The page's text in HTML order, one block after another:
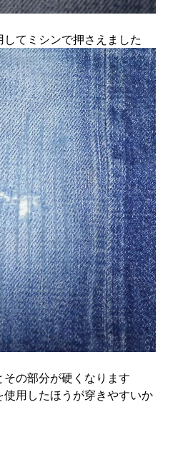
てミシンで押さえました
の部分が硬くなります
用したほうが穿きやすいか